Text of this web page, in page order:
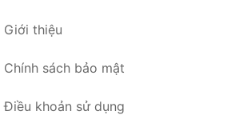
Giới thiệu
Chính sách bảo mật
Điều khoản sử dụng